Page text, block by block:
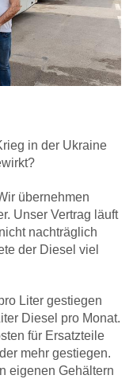
in der Ukraine
übernehmen
Unser Vertrag läuft
nachträglich
der Diesel viel
Liter gestiegen
Diesel pro Monat.
für Ersatzteile
mehr gestiegen.
eigenen Gehältern